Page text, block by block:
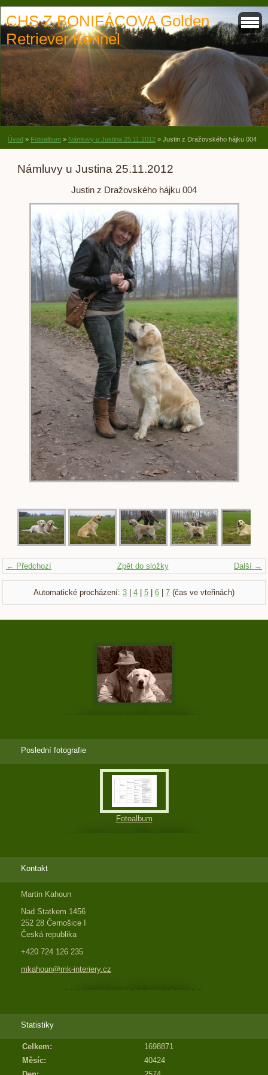
CHS Z BONIFÁCOVA Golden
Retriever Kennel
Úvod » Fotoalbum » Námluvy u Justina 25.11.2012 » Justin z Dražovského hájku 004
Námluvy u Justina 25.11.2012
Justin z Dražovského hájku 004
← Předchozí Další →
Zpět do složky
Automatické procházení: 3 4 5 6 7 (čas ve vteřinách)
Poslední fotografie
Fotoalbum
Kontakt
Martin Kahoun
Nad Statkem 1456
252 28 Černošice I
Česká republika
+420 724 126 235
mkahoun@mk-interiery.cz
Statistiky
Celkem:
1698871
Měsíc:
40424